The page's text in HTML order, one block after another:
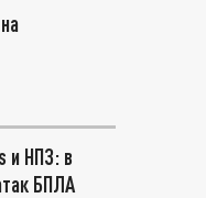
и НПЗ: в
БПЛА